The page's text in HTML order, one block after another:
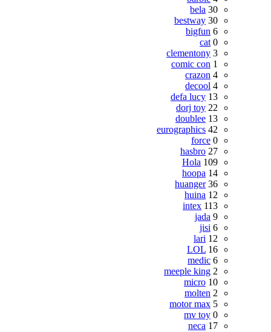
bela 30
bestway 30
bigfun 6
cat 0
clementony 3
comic con 1
crazon 4
decool 4
defa lucy 13
dorj toy 22
doublee 13
eurographics 42
force 0
hasbro 27
Hola 109
hoopa 14
huanger 36
huina 12
intex 113
jada 9
jisi 6
lari 12
LOL 16
medic 6
meeple king 2
micro 10
molten 2
motor max 5
mv toy 0
neca 17